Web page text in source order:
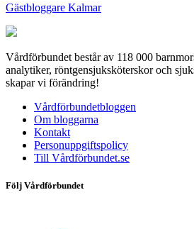
Gästbloggare Kalmar
Vårdförbundet består av 118 000
analytiker, röntgensjuksköterskor och
skapar vi förändring!
Vårdförbundetbloggen
Om bloggarna
Kontakt
Personuppgiftspolicy
Till Vårdförbundet.se
Följ Vårdförbundet